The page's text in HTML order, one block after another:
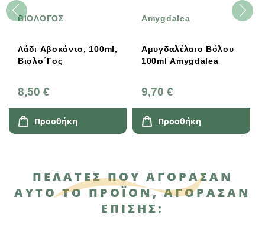
ΒΙΟΛΟΓΟΣ
Λάδι Αβοκάντο, 100ml,
Βιολο΄γος
8,50 €
Προσθήκη
Amygdalea
Αμυγδαλέλαιο Βόλου
100ml Amygdalea
9,70 €
Προσθήκη
ΠΕΛΆΤΕΣ ΠΟΥ ΑΓΌΡΑΣΑΝ
ΑΥΤΌ ΤΟ ΠΡΟΪΌΝ, ΑΓΌΡΑΣΑΝ
ΕΠΊΣΗΣ: